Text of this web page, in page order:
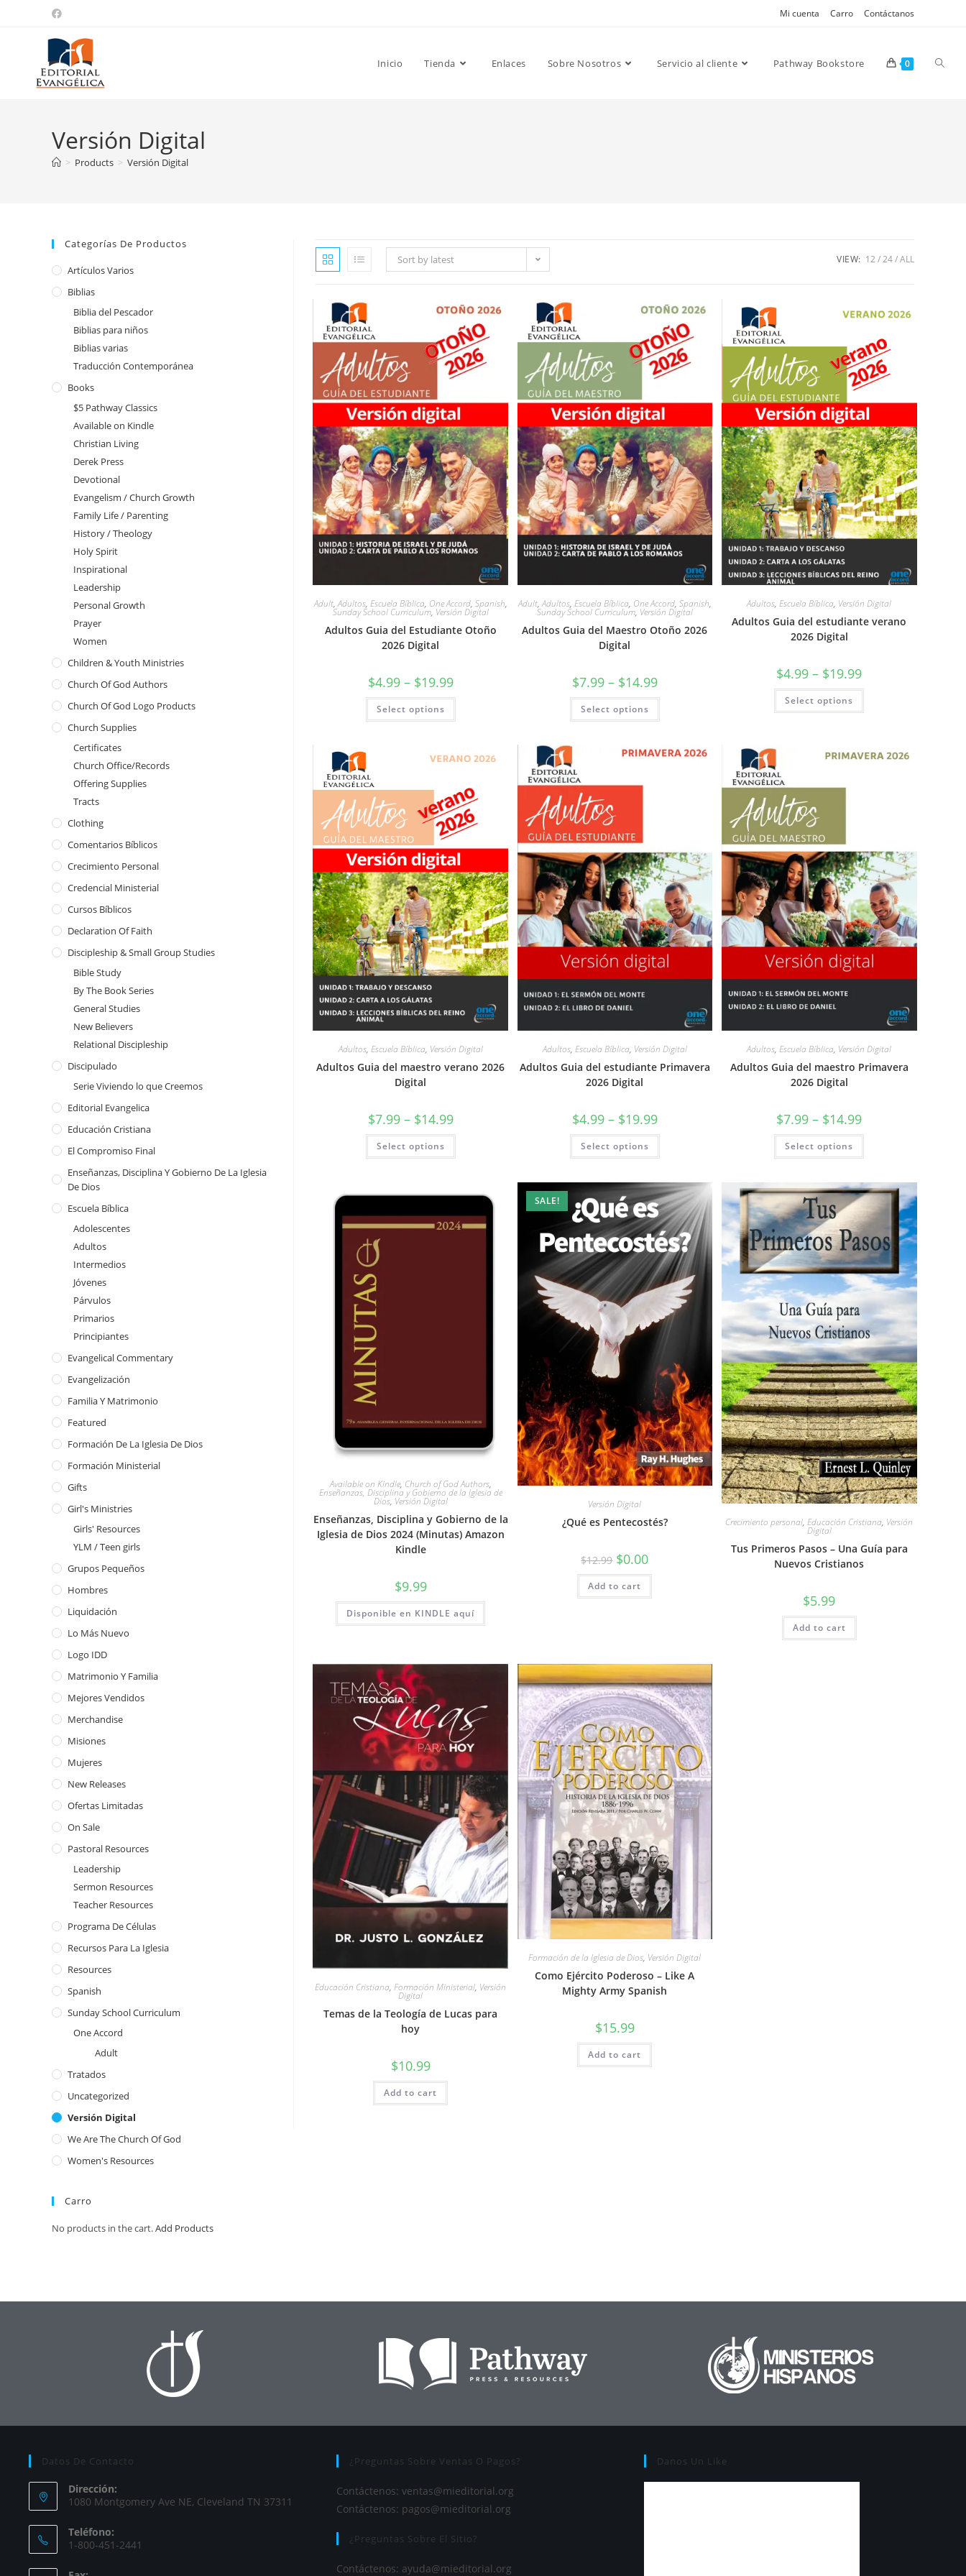
Mi cuenta Carro Contáctanos
Inicio Tienda Enlaces Sobre Nosotros Servicio al cliente Pathway Bookstore 0
Versión Digital
> Products > Versión Digital
Sort by latest VIEW: 12 24 ALL
Adult,Adultos, Escuela Bíblica, One Accord, Spanish,
Sunday School Curriculum, Versión Digital
Adultos Guia del Estudiante Otoño
2026 Digital
$4.99 – $19.99
Select options
Adult,Adultos, Escuela Bíblica, One Accord, Spanish,
Sunday School Curriculum, Versión Digital
Adultos Guia del Maestro Otoño 2026
Digital
$7.99 – $14.99
Select options
Adultos,Escuela Bíblica, Versión Digital
Adultos Guia del estudiante verano
2026 Digital
$4.99 – $19.99
Select options
Adultos, Escuela Bíblica, Versión Digital
Adultos Guia del maestro verano 2026
Digital
$7.99 – $14.99
Select options
Adultos, Escuela Bíblica, Versión Digital
Adultos Guia del estudiante Primavera
2026 Digital
$4.99 – $19.99
Select options
Adultos,Escuela Bíblica, Versión Digital
Adultos Guia del maestro Primavera
2026 Digital
$7.99 – $14.99
Select options
Available on Kindle, Church of God Authors,
Enseñanzas, Disciplina y Gobierno de la Iglesia de
Dios, Versión Digital
Enseñanzas, Disciplina y Gobierno de la
Iglesia de Dios 2024 (Minutas) Amazon
Kindle
$9.99
Disponible en KINDLE aquí
SALE!
Versión Digital
¿Qué es Pentecostés?
$12.99 $0.00
Add to cart
Crecimiento personal,Educación Cristiana, Versión
Digital
Tus Primeros Pasos – Una Guía para
Nuevos Cristianos
$5.99
Add to cart
Educación Cristiana,Formación Ministerial, Versión
Digital
Temas de la Teología de Lucas para
hoy
$10.99
Add to cart
Formación de la Iglesia de Dios, Versión Digital
Como Ejército Poderoso – Like A
Mighty Army Spanish
$15.99
Add to cart
Categorías De Productos
Artículos Varios
Biblias
Biblia del Pescador
Biblias para niños
Biblias varias
Traducción Contemporánea
Books
$5 Pathway Classics
Available on Kindle
Christian Living
Derek Press
Devotional
Evangelism / Church Growth
Family Life / Parenting
History / Theology
Holy Spirit
Inspirational
Leadership
Personal Growth
Prayer
Women
Children & Youth Ministries
Church Of God Authors
Church Of God Logo Products
Church Supplies
Certificates
Church Office/Records
Offering Supplies
Tracts
Clothing
Comentarios Bíblicos
Crecimiento Personal
Credencial Ministerial
Cursos Bíblicos
Declaration Of Faith
Discipleship & Small Group Studies
Bible Study
By The Book Series
General Studies
New Believers
Relational Discipleship
Discipulado
Serie Viviendo lo que Creemos
Editorial Evangelica
Educación Cristiana
El Compromiso Final
Enseñanzas, Disciplina Y Gobierno De La Iglesia
De Dios
Escuela Bíblica
Adolescentes
Adultos
Intermedios
Jóvenes
Párvulos
Primarios
Principiantes
Evangelical Commentary
Evangelización
Familia Y Matrimonio
Featured
Formación De La Iglesia De Dios
Formación Ministerial
Gifts
Girl's Ministries
Girls' Resources
YLM / Teen girls
Grupos Pequeños
Hombres
Liquidación
Lo Más Nuevo
Logo IDD
Matrimonio Y Familia
Mejores Vendidos
Merchandise
Misiones
Mujeres
New Releases
Ofertas Limitadas
On Sale
Pastoral Resources
Leadership
Sermon Resources
Teacher Resources
Programa De Células
Recursos Para La Iglesia
Resources
Spanish
Sunday School Curriculum
One Accord
Adult
Tratados
Uncategorized
Versión Digital
We Are The Church Of God
Women's Resources
Carro
No products in the cart.Add Products
Datos De Contacto
Dirección:
1080 Montgomery Ave NE, Cleveland TN 37311
Teléfono:
1-800-451-2441
¿Preguntas Sobre Ventas O Pagos?
Contáctenos: ventas@mieditorial.org
Contáctenos: pagos@mieditorial.org
¿Preguntas Sobre El Sitio?
Contáctenos: ayuda@mieditorial.org
Danos Un Like